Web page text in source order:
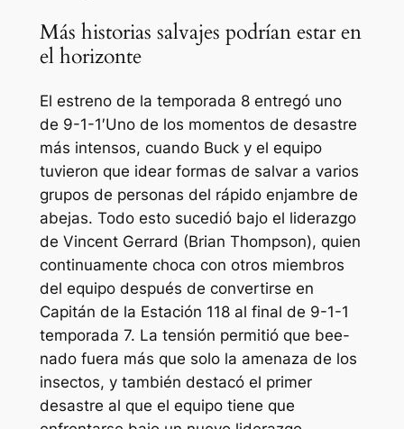
Más historias salvajes podrían estar en
el horizonte
El estreno de la temporada 8 entregó uno
de 9-1-1′Uno de los momentos de desastre
más intensos, cuando Buck y el equipo
tuvieron que idear formas de salvar a varios
grupos de personas del rápido enjambre de
abejas. Todo esto sucedió bajo el liderazgo
de Vincent Gerrard (Brian Thompson), quien
continuamente choca con otros miembros
del equipo después de convertirse en
Capitán de la Estación 118 al final de 9-1-1
temporada 7. La tensión permitió que bee-
nado fuera más que solo la amenaza de los
insectos, y también destacó el primer
desastre al que el equipo tiene que